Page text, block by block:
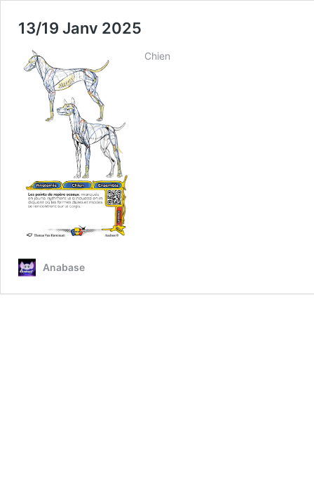
13/19 Janv 2025
Chien
Anabase